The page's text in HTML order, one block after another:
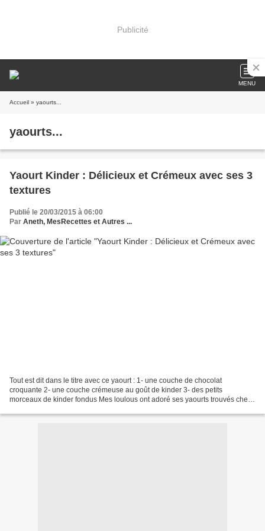
Publicité
MENU
Accueil » yaourts...
yaourts...
Yaourt Kinder : Délicieux et Crémeux avec ses 3
textures
Publié le 20/03/2015 à 06:00
Par Aneth, MesRecettes et Autres ...
Tout est dit dans le titre avec ce yaourt : 1- une couche de chocolat
croquante 2- une couche crémeuse au goût de kinder 3- des petits
morceaux de kinder fondus Mes loulous ont adoré ses yaourts trouvés chez